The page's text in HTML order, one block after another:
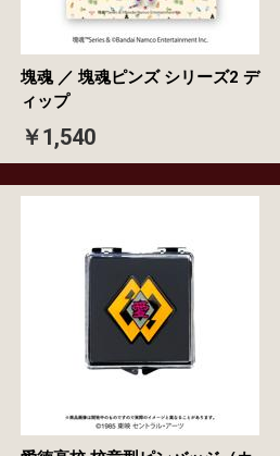
塊魂 ／ 塊魂ピンズ シリーズ2 デ
ィップ
￥1,540